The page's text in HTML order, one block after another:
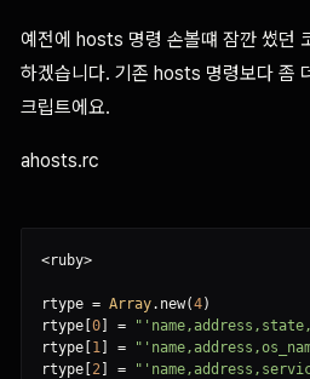
예전에 hosts 명령 손볼떄 잠깐 썼던
하겠습니다. 기존 hosts 명령보다 좀
크립트에요.
ahosts.rc
<ruby>
rtype = Array. new(4)
rtype [0 = "
rtype 1 = "
rtype 2 = "